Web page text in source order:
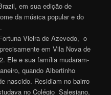
em sua edição de
da música popular e do
Vieira de Azevedo, o
em Vila Nova de
Ele e sua família mudaram-
quando Albertinho
nascido. Residiam no bairro
no Colégio Salesiano,